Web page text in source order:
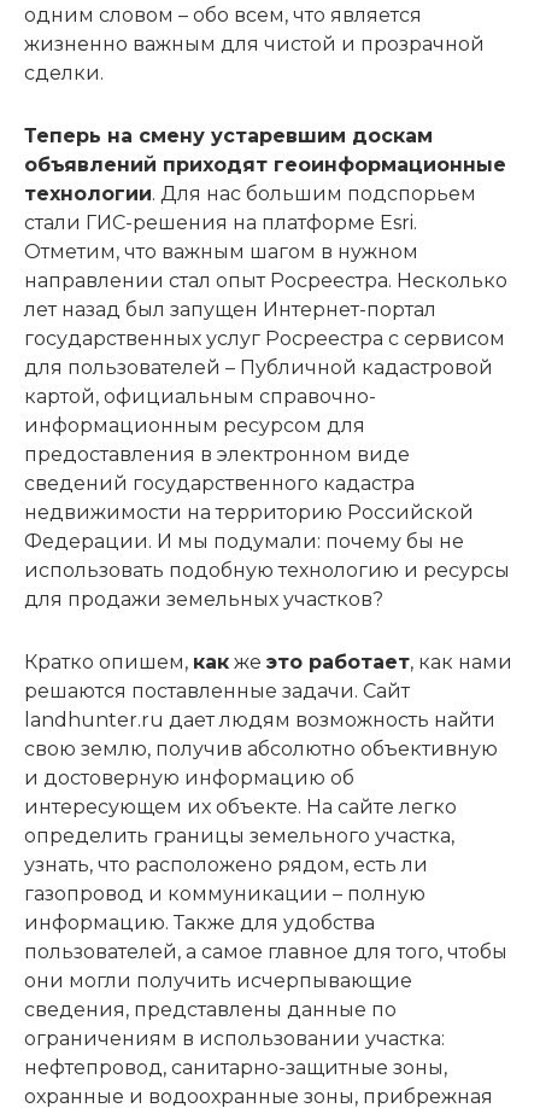
одним словом – обо всем, что является
жизненно важным для чистой и прозрачной
сделки.
Теперь на смену устаревшим доскам
объявлений приходят геоинформационные
технологии. Для нас большим подспорьем
стали ГИС-решения на платформе Esri.
Отметим, что важным шагом в нужном
направлении стал опыт Росреестра. Несколько
лет назад был запущен Интернет-портал
государственных услуг Росреестра с сервисом
для пользователей – Публичной кадастровой
картой, официальным справочно-
информационным ресурсом для
предоставления в электронном виде
сведений государственного кадастра
недвижимости на территорию Российской
Федерации. И мы подумали: почему бы не
использовать подобную технологию и ресурсы
для продажи земельных участков?
Кратко опишем, как же это работает, как нами
решаются поставленные задачи. Сайт
landhunter.ru дает людям возможность найти
свою землю, получив абсолютно объективную
и достоверную информацию об
интересующем их объекте. На сайте легко
определить границы земельного участка,
узнать, что расположено рядом, есть ли
газопровод и коммуникации – полную
информацию. Также для удобства
пользователей, а самое главное для того, чтобы
они могли получить исчерпывающие
сведения, представлены данные по
ограничениям в использовании участка:
нефтепровод, санитарно-защитные зоны,
охранные и водоохранные зоны, прибрежная